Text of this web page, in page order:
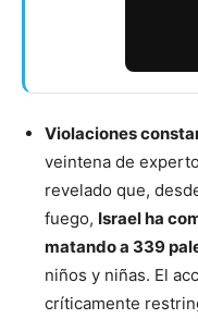
Violaciones
veintena de
revelado que,
fuego, Israel ha
matando a 339
niños y niñas. El
críticamente